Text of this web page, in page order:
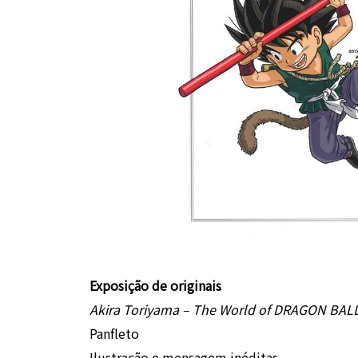
Exposição de originais
Akira Toriyama – The World of DRAGON
Panfleto